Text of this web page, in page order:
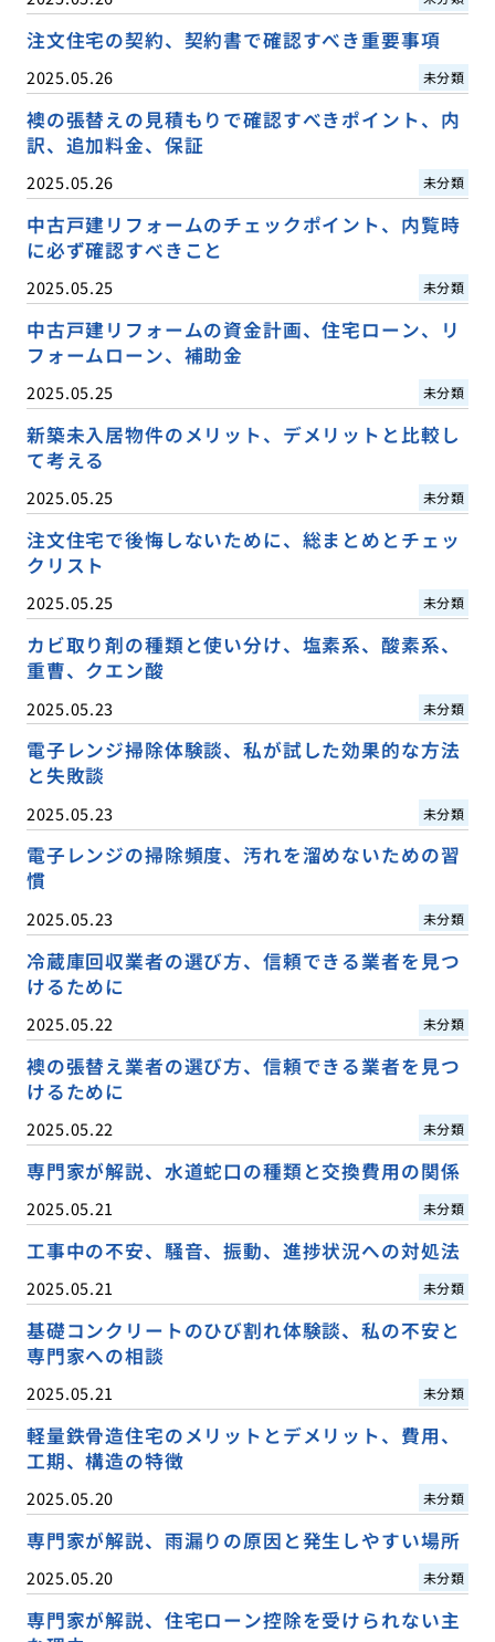
注文住宅の契約、契約書で確認すべき重要事項
2025.05.26 未分類
襖の張替えの見積もりで確認すべきポイント、内
訳、追加料金、保証
2025.05.26 未分類
中古戸建リフォームのチェックポイント、内覧時
に必ず確認すべきこと
2025.05.25 未分類
中古戸建リフォームの資金計画、住宅ローン、リ
フォームローン、補助金
2025.05.25 未分類
新築未入居物件のメリット、デメリットと比較し
て考える
2025.05.25 未分類
注文住宅で後悔しないために、総まとめとチェッ
クリスト
2025.05.25 未分類
カビ取り剤の種類と使い分け、塩素系、酸素系、
重曹、クエン酸
2025.05.23 未分類
電子レンジ掃除体験談、私が試した効果的な方法
と失敗談
2025.05.23 未分類
電子レンジの掃除頻度、汚れを溜めないための習
慣
2025.05.23 未分類
冷蔵庫回収業者の選び方、信頼できる業者を見つ
けるために
2025.05.22 未分類
襖の張替え業者の選び方、信頼できる業者を見つ
けるために
2025.05.22 未分類
専門家が解説、水道蛇口の種類と交換費用の関係
2025.05.21 未分類
工事中の不安、騒音、振動、進捗状況への対処法
2025.05.21 未分類
基礎コンクリートのひび割れ体験談、私の不安と
専門家への相談
2025.05.21 未分類
軽量鉄骨造住宅のメリットとデメリット、費用、
工期、構造の特徴
2025.05.20 未分類
専門家が解説、雨漏りの原因と発生しやすい場所
2025.05.20 未分類
専門家が解説、住宅ローン控除を受けられない主